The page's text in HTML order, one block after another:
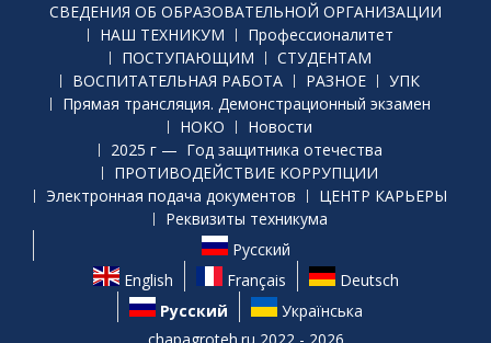
СВЕДЕНИЯ ОБ ОБРАЗОВАТЕЛЬНОЙ ОРГАНИЗАЦИИ
НАШ ТЕХНИКУМ
Профессионалитет
ПОСТУПАЮЩИМ
СТУДЕНТАМ
ВОСПИТАТЕЛЬНАЯ РАБОТА
РАЗНОЕ
УПК
Прямая трансляция. Демонстрационный экзамен
НОКО
Новости
2025 г — Год защитника отечества
ПРОТИВОДЕЙСТВИЕ КОРРУПЦИИ
Электронная подача документов
ЦЕНТР КАРЬЕРЫ
Реквизиты техникума
Русский
English
Français
Deutsch
Русский
Українська